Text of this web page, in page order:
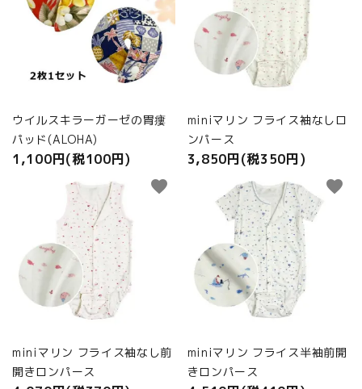
ウイルスキラーガーゼの胃瘻
パッド(ALOHA)
1,100円(税100円)
miniマリン フライス袖なしロ
ンパース
3,850円(税350円)
miniマリン フライス袖なし前
開きロンパース
favorite
miniマリン フライス半袖前開
きロンパース
favorite